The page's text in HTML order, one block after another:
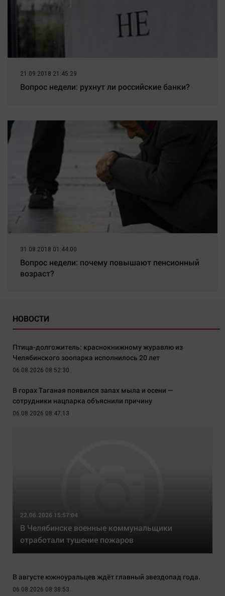
21.09.2018 21:45:29
Вопрос недели: рухнут ли российские банки?
31.08.2018 01:44:00
Вопрос недели: почему повышают пенсионный
возраст?
НОВОСТИ
Птица-долгожитель: краснокнижному журавлю из
Челябинского зоопарка исполнилось 20 лет
06.08.2026 08:52:30
В горах Таганая появился запах мыла и осени —
сотрудники нацпарка объяснили причину
06.08.2026 08:47:13
22.06.2026 15:57:04
В Челябинске военные коммунальщики
отработали тушение пожаров
В августе южноуральцев ждёт главный звездопад года.
06.08.2026 08:38:53